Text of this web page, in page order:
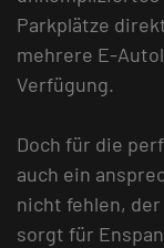
Parkplätze
mehrere E-
Verfügung.
Doch für die
auch ein
nicht fehlen,
sorgt für